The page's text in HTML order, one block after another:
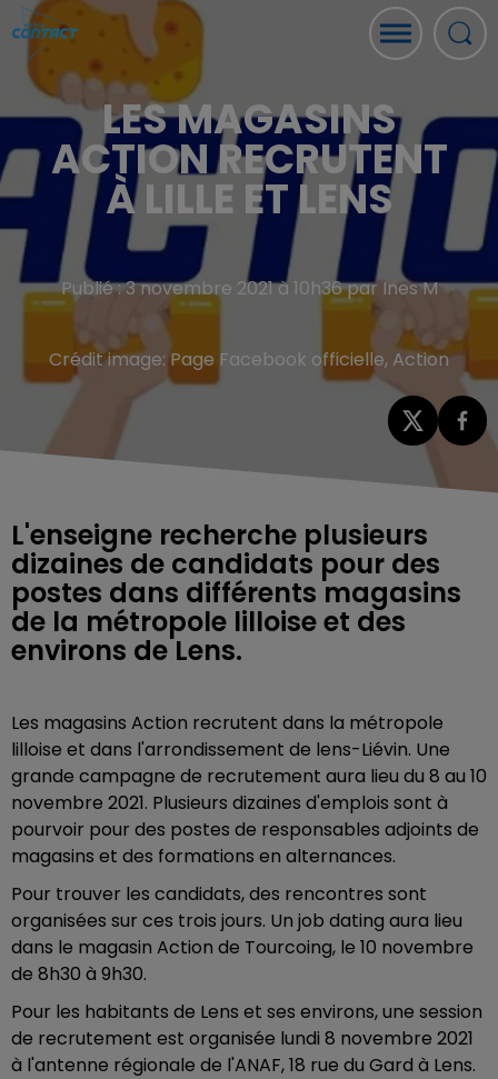
LES MAGASINS
ACTION RECRUTENT
À LILLE ET LENS
Publié : 3 novembre 2021 à 10h36 par Ines M
Crédit image:Page Facebook officielle, Action
L'enseigne recherche plusieurs
dizaines de candidats pour des
postes dans différents magasins
de la métropole lilloise et des
environs de Lens.
Les magasins Action recrutent dans la métropole
lilloise et dans l'arrondissement de lens-Liévin. Une
grande campagne de recrutement aura lieu du 8 au 10
novembre 2021. Plusieurs dizaines d'emplois sont à
pourvoir pour des postes de responsables adjoints de
magasins et des formations en alternances.
Pour trouver les candidats, des rencontres sont
organisées sur ces trois jours. Un job dating aura lieu
dans le magasin Action de Tourcoing, le 10 novembre
de 8h30 à 9h30.
Pour les habitants de Lens et ses environs, une session
de recrutement est organisée lundi 8 novembre 2021
à l'antenne régionale de l'ANAF, 18 rue du Gard à Lens.